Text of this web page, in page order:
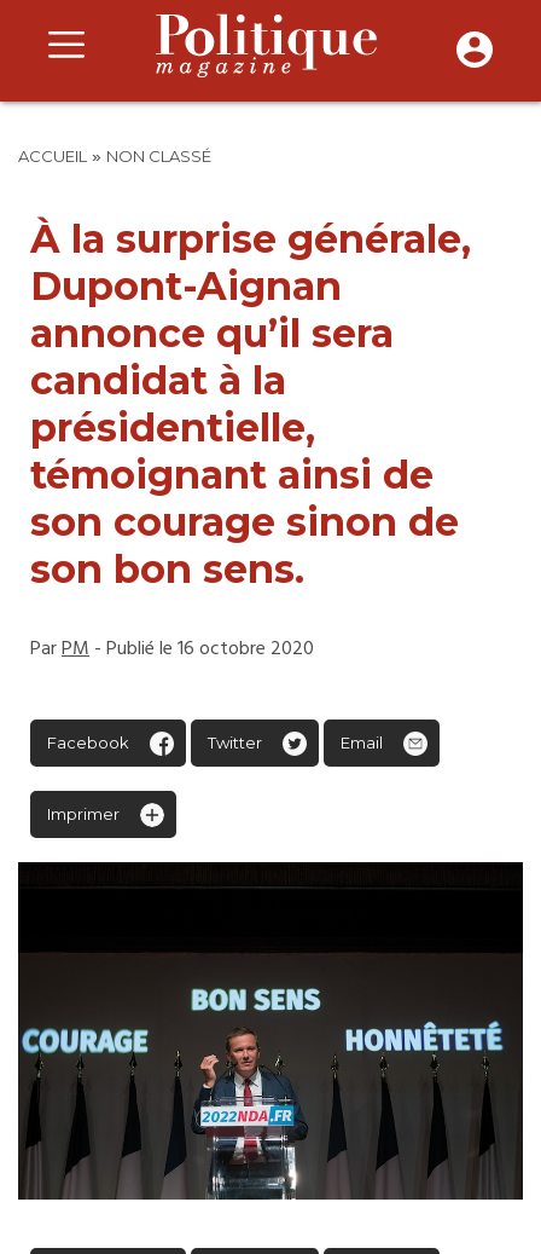
ACCUEIL » NON CLASSÉ
À la surprise générale,
Dupont-Aignan
annonce qu’il sera
candidat à la
présidentielle,
témoignant ainsi de
son courage sinon de
son bon sens.
ParPM- Publié le 16 octobre 2020
Facebook Twitter Email
Imprimer